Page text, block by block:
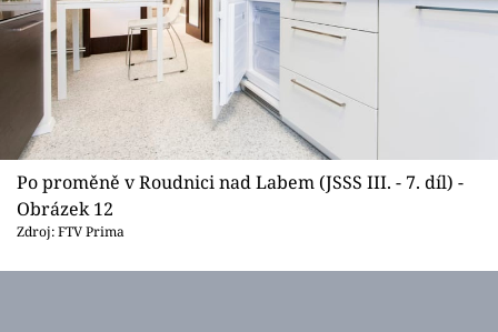
Po proměně v Roudnici nad Labem (JSSS III. - 7. díl) -
Obrázek 12
Zdroj: FTV Prima